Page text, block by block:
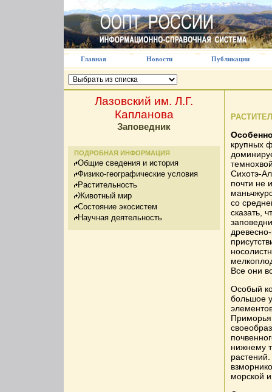
Главная Новости Публикации
Лазовский им. Л.Г.
Капланова
Заповедник
ПОДРОБНАЯ ИНФОРМАЦИЯ
Общие сведения и история
Физико-географические условия
Растительность
Животный мир
Состояние экосистем
Научная деятельность
крупных
Сихотэ-
почти не
со
сказать,
Все они
Особый
большое
Приморья
нижнему
морской